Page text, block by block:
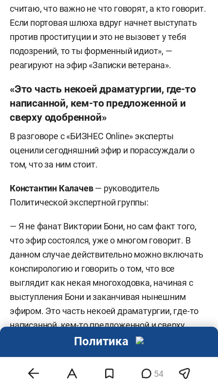
считаю, что важно не что говорят, а кто говорит.
Если портовая шлюха вдруг начнет выступать
против проституции и это не вызовет у тебя
подозрений, то ты форменный идиот», —
реагируют на эфир «Записки ветерана».
«Это часть некоей драматургии, где-то
написанной, кем-то предложенной и
сверху одобренной»
В разговоре с «БИЗНЕС Online» эксперты
оценили сегодняшний эфир и порассуждали о
том, что за ним стоит.
Константин Калачев— руководитель
Политической экспертной группы:
— Я не фанат Виктории Бони, но сам факт того,
что эфир состоялся, уже о многом говорит. В
данном случае действительно можно включать
конспирологию и говорить о том, что все
выглядит как некая многоходовка, начиная с
выступления Бони и заканчивая нынешним
эфиром. Это часть некоей драматургии, где-то
написанной, кем-то предложенной и сверху
одобренной. А реализована она для того, чтобы
возражения по поводу блокировок, запретов и
так далее. Виктория Боня встретилась с
54
Политика